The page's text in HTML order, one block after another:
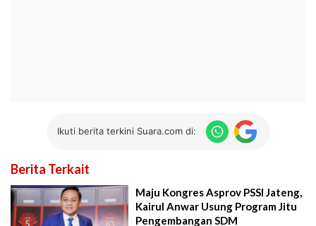
Ikuti berita terkini Suara.com di:
Berita Terkait
Maju Kongres Asprov PSSI Jateng,
Kairul Anwar Usung Program Jitu
Pengembangan SDM